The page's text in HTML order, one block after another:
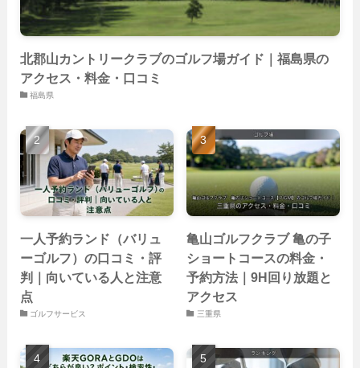
(26)
北郡山カントリークラブのゴルフ場ガイド｜福島県の
アクセス・料金・口コミ
福島県
一人予約ランド（バリュ
ーゴルフ）の口コミ・評
判｜向いている人と注意
点
ゴルフサービス
亀山ゴルフクラブ 亀の子
ショートコースの料金・
予約方法｜9H回り放題と
アクセス
三重県